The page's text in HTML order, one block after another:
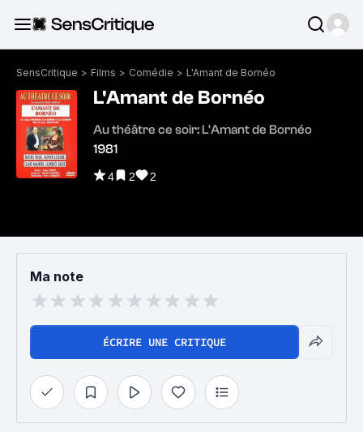
SensCritique > Films > Comédie > L'Amant de Bornéo
L'Amant de Bornéo
Au théâtre ce soir: L'Amant de Bornéo
1981
4 2 2
Ma note
ÉCRIRE UNE CRITIQUE